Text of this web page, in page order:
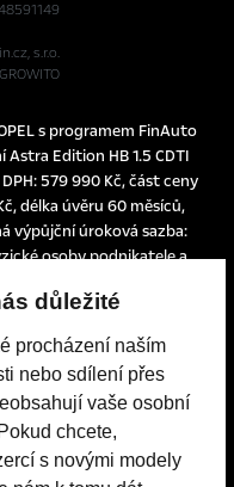
s.r.o.
s programem FinAuto
Astra Edition HB 1.5 CDTI
579 990 Kč, část ceny
délka úvěru 60 měsíců,
výpůjční úroková sazba:
osoby podnikatele a
návrhem na uzavření
povinnost společnosti
Leasing CZ, a.s.,
4, IČO: 15886492
důležité
procházení naším
nebo sdílení přes
vaše osobní
chcete,
s novými modely